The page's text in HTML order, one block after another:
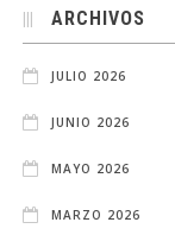
ARCHIVOS
JULIO 2026
JUNIO 2026
MAYO 2026
MARZO 2026